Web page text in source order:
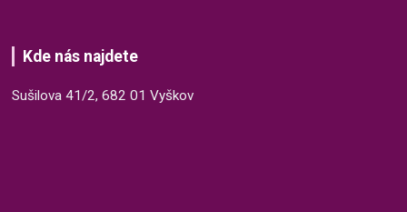
Kde nás najdete
Sušilova 41/2, 682 01 Vyškov